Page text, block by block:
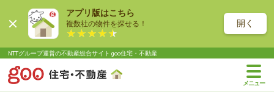
アプリ版はこちら
複数社の物件を探せる！ 開く
NTTグループ運営の不動産総合サイト goo住宅・不動産